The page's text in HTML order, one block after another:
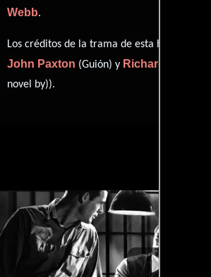
Webb.
Los créditos de la trama de esta historia
John Paxton (Guión) y Richard Brooks
novel by)).